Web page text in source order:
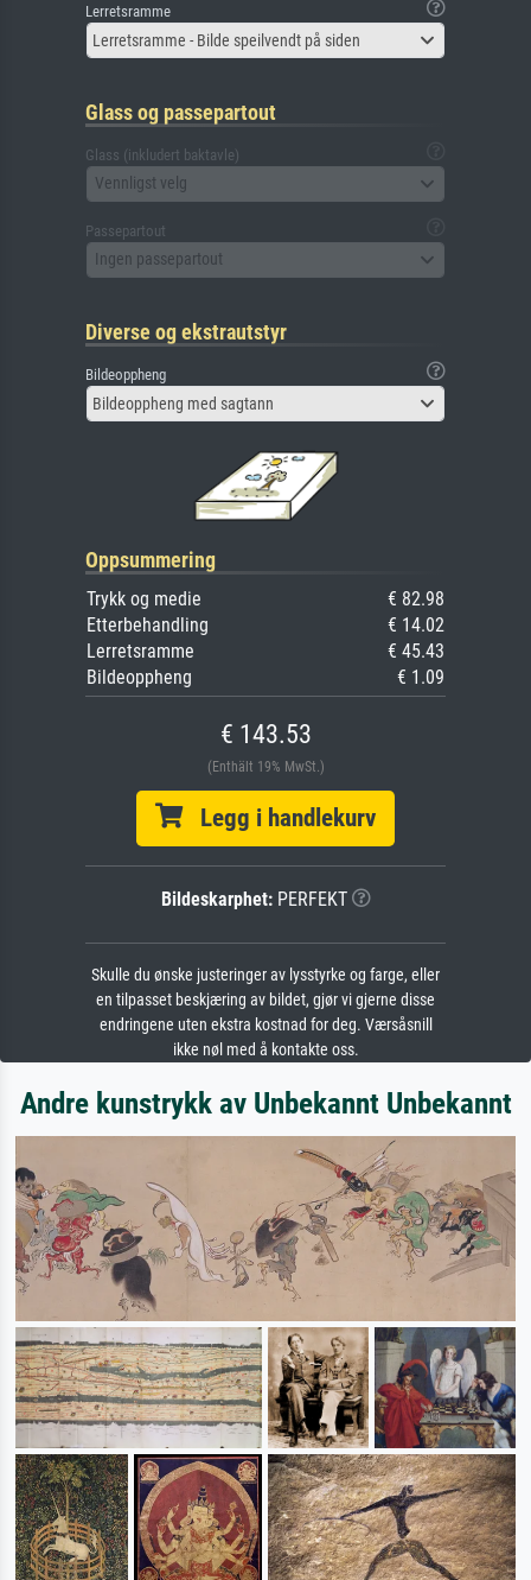
Lerretsramme
Lerretsramme - Bilde speilvendt på siden
Glass og passepartout
Glass (inkludert baktavle)
Vennligst velg
Passepartout
Ingen passepartout
Diverse og ekstrautstyr
Bildeoppheng
Bildeoppheng med sagtann
Oppsummering
Trykk og medie
€ 82.98
Etterbehandling
€ 14.02
Lerretsramme
€ 45.43
Bildeoppheng
€ 1.09
€ 143.53
(Enthält 19% MwSt.)
Legg i handlekurv
Bildeskarphet:PERFEKT
Skulle du ønske justeringer av lysstyrke og farge, eller
en tilpasset beskjæring av bildet, gjør vi gjerne disse
endringene uten ekstra kostnad for deg. Værsåsnill
ikke nøl med å kontakte oss.
Andre kunstrykk av Unbekannt Unbekannt